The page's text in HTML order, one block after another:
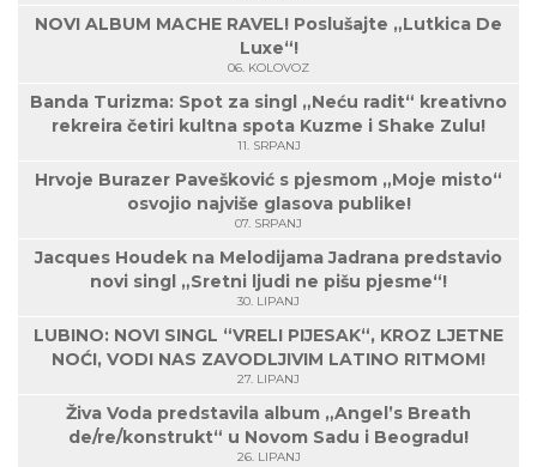
NOVI ALBUM MACHE RAVEL! Poslušajte „Lutkica De
Luxe“!
06. KOLOVOZ
Banda Turizma: Spot za singl „Neću radit“ kreativno
rekreira četiri kultna spota Kuzme i Shake Zulu!
11. SRPANJ
Hrvoje Burazer Pavešković s pjesmom „Moje misto“
osvojio najviše glasova publike!
07. SRPANJ
Jacques Houdek na Melodijama Jadrana predstavio
novi singl „Sretni ljudi ne pišu pjesme“!
30. LIPANJ
LUBINO: NOVI SINGL “VRELI PIJESAK“, KROZ LJETNE
NOĆI, VODI NAS ZAVODLJIVIM LATINO RITMOM!
27. LIPANJ
Živa Voda predstavila album „Angel’s Breath
de/re/konstrukt“ u Novom Sadu i Beogradu!
26. LIPANJ